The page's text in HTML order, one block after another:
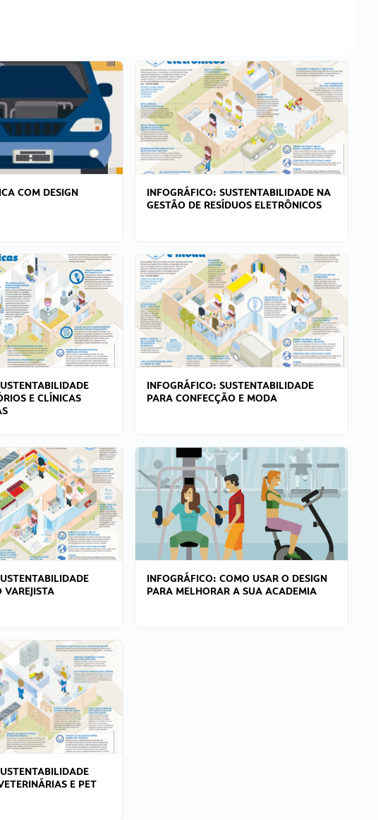
COM DESIGN
INFOGRÁFICO: SUSTENTABILIDADE NA
GESTÃO DE RESÍDUOS ELETRÔNICOS
E CLÍNICAS
INFOGRÁFICO: SUSTENTABILIDADE
PARA CONFECÇÃO E MODA
VAREJISTA
INFOGRÁFICO: COMO USAR O DESIGN
PARA MELHORAR A SUA ACADEMIA
E PET